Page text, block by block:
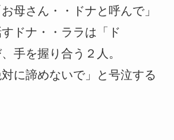
母さん・・ドナと呼んで」
ドナ・・ララは「ド
手を握り合う２人。
対に諦めないで」と号泣する